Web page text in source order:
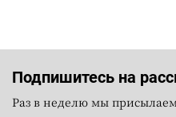
Подпишитесь на
Раз в неделю мы